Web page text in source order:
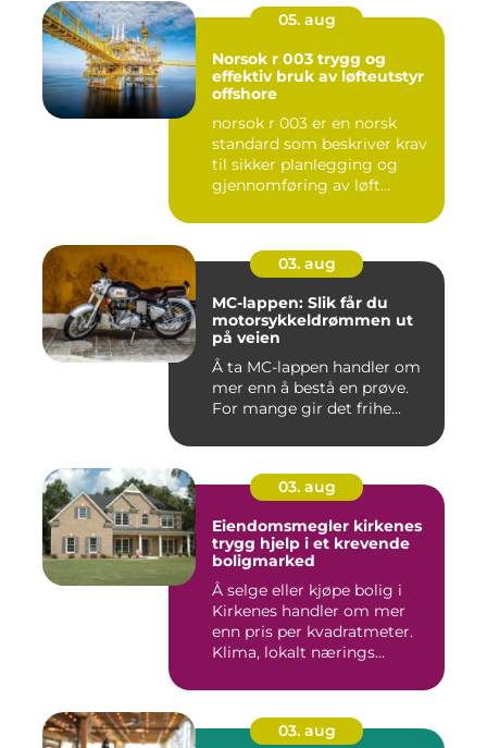
05. aug
Norsok r 003 trygg og
effektiv bruk av løfteutstyr
offshore
norsok r 003 er en norsk
standard som beskriver krav
til sikker planlegging og
gjennomføring av løft...
03. aug
MC-lappen: Slik får du
motorsykkeldrømmen ut
på veien
Å ta MC-lappen handler om
mer enn å bestå en prøve.
For mange gir det frihe...
03. aug
Eiendomsmegler kirkenes
trygg hjelp i et krevende
boligmarked
Å selge eller kjøpe bolig i
Kirkenes handler om mer
enn pris per kvadratmeter.
Klima, lokalt nærings...
03. aug